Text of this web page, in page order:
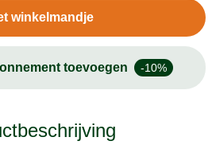
winkelmandje
toevoegen -10%